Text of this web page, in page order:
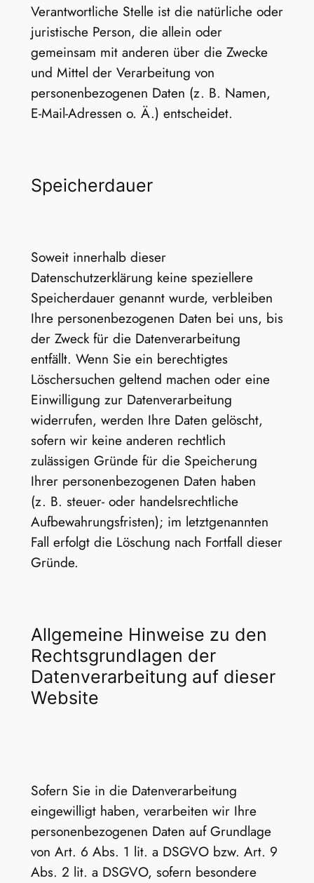
Verantwortliche Stelle ist die natürliche oder
juristische Person, die allein oder
gemeinsam mit anderen über die Zwecke
und Mittel der Verarbeitung von
personenbezogenen Daten (z. B. Namen,
E-Mail-Adressen o. Ä.) entscheidet.
Speicherdauer
Soweit innerhalb dieser
Datenschutzerklärung keine speziellere
Speicherdauer genannt wurde, verbleiben
Ihre personenbezogenen Daten bei uns, bis
der Zweck für die Datenverarbeitung
entfällt. Wenn Sie ein berechtigtes
Löschersuchen geltend machen oder eine
Einwilligung zur Datenverarbeitung
widerrufen, werden Ihre Daten gelöscht,
sofern wir keine anderen rechtlich
zulässigen Gründe für die Speicherung
Ihrer personenbezogenen Daten haben
(z. B. steuer- oder handelsrechtliche
Aufbewahrungsfristen); im letztgenannten
Fall erfolgt die Löschung nach Fortfall dieser
Gründe.
Allgemeine Hinweise zu den
Rechtsgrundlagen der
Datenverarbeitung auf dieser
Website
Sofern Sie in die Datenverarbeitung
eingewilligt haben, verarbeiten wir Ihre
personenbezogenen Daten auf Grundlage
von Art. 6 Abs. 1 lit. a DSGVO bzw. Art. 9
Abs. 2 lit. a DSGVO, sofern besondere